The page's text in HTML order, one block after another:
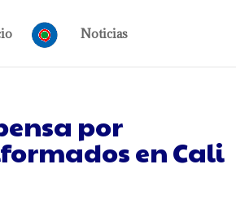
Noticias
por
en Cali